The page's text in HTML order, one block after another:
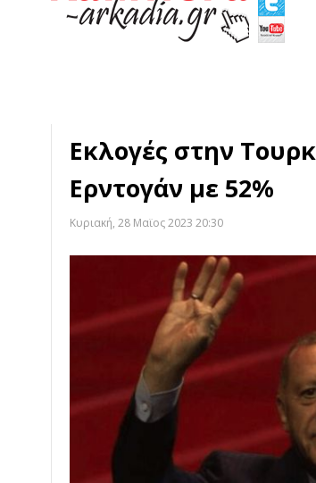
Εκλογές στην
Ερντογάν με 52%
Κυριακή, 28 Μαϊος 2023 20:30